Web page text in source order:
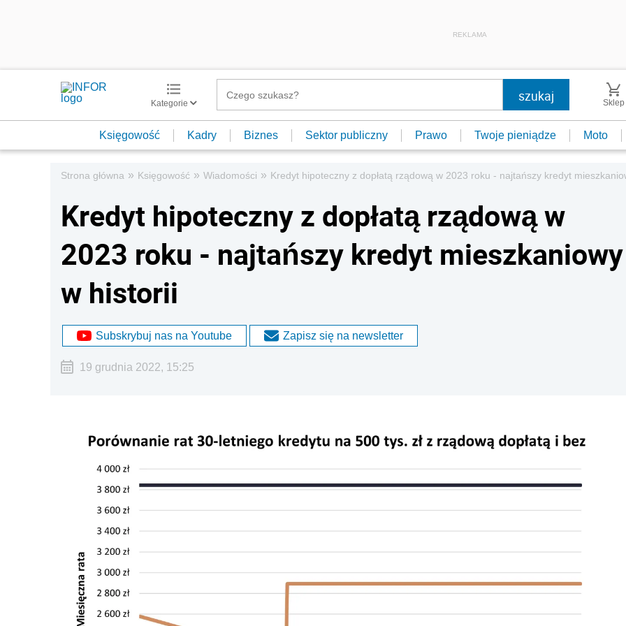
REKLAMA
Kategorie Sklep
Księgowość Kadry Biznes Sektor publiczny Prawo Twoje pieniądze Moto
Strona główna » Księgowość » Wiadomości » Kredyt hipoteczny z dopłatą rządową w 2023 roku - najtańszy kredyt
Kredyt hipoteczny z dopłatą rządową w
2023 roku - najtańszy kredyt mieszkaniowy
w historii
Subskrybuj nas na Youtube Zapisz się na newsletter
19 grudnia 2022, 15:25